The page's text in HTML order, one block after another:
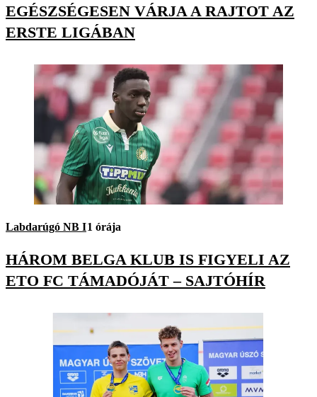
EGÉSZSÉGESEN VÁRJA A RAJTOT AZ
ERSTE LIGÁBAN
Labdarúgó NB I1 órája
HÁROM BELGA KLUB IS FIGYELI AZ
ETO FC TÁMADÓJÁT – SAJTÓHÍR